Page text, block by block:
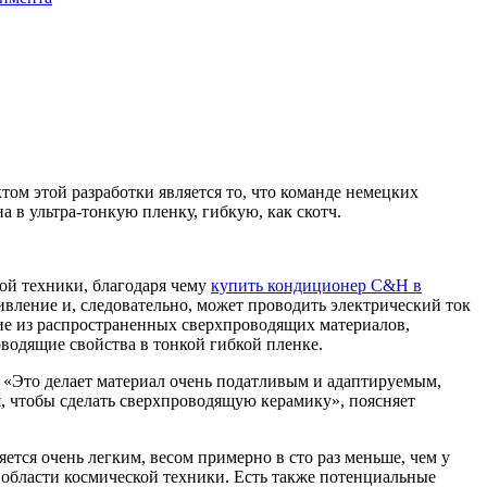
этой разработки является то, что команде немецких
в ультра-тонкую пленку, гибкую, как скотч.
техники, благодаря чему купить кондиционер C&H в
и, следовательно, может проводить электрический ток
распространенных сверхпроводящих материалов,
свойства в тонкой гибкой пленке.
делает материал очень податливым и адаптируемым,
сделать сверхпроводящую керамику», поясняет
очень легким, весом примерно в сто раз меньше, чем у
космической техники. Есть также потенциальные